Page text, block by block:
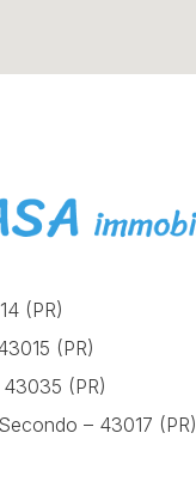
(PR)
(PR)
(PR)
– 43017 (PR)